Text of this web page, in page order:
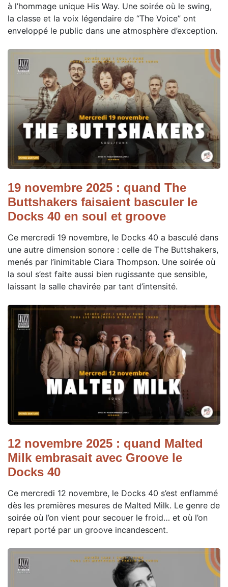
à l’hommage unique His Way. Une soirée où le swing,
la classe et la voix légendaire de “The Voice” ont
enveloppé le public dans une atmosphère d’exception.
19 novembre 2025 : quand The
Buttshakers faisaient basculer le
Docks 40 en soul et groove
Ce mercredi 19 novembre, le Docks 40 a basculé dans
une autre dimension sonore : celle de The Buttshakers,
menés par l’inimitable Ciara Thompson. Une soirée où
la soul s’est faite aussi bien rugissante que sensible,
laissant la salle chavirée par tant d’intensité.
12 novembre 2025 : quand Malted
Milk embrasait avec Groove le
Docks 40
Ce mercredi 12 novembre, le Docks 40 s’est enflammé
dès les premières mesures de Malted Milk. Le genre de
soirée où l’on vient pour secouer le froid… et où l’on
repart porté par un groove incandescent.